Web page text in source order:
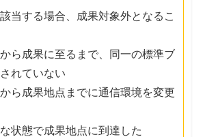
当する場合、成果対象外となるこ
ら成果に至るまで、同一の標準ブ
れていない
ら成果地点までに通信環境を変更
状態で成果地点に到達した